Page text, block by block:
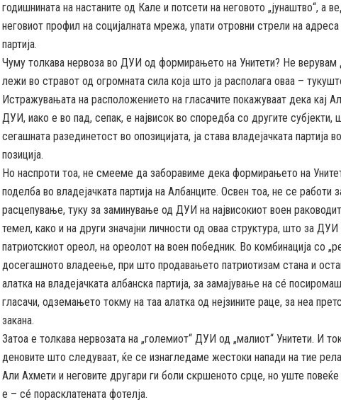
годишнината на настаните од Кале и потсети на неговото „јунаштво“, а
неговиот профил на социјалната мрежа, упати отровни стрели на
партија.
Чуму толкава нервоза во ДУИ од формирањето на Унитети? Не верувам
лежи во стравот од огромната сила која што ја располага оваа –
Истражувањата на расположението на гласачите покажуваат дека кај
ДУИ, иако е во пад, сепак, е највисок во споредба со другите субјекти,
сегашната разединетост во опозицијата, ја става владејачката партија
позиција.
Но наспроти тоа, не смееме да заборавиме дека формирањето на
поделба во владејачката партија на Албанците. Освен тоа, не се работи
расцепување, туку за заминување од ДУИ на највисокиот воен
темел, како и на други значајни личности од оваа структура, што за
патриотскиот ореол, на ореолот на воен победник. Во комбинација со
досегашното владеење, при што продавањето патриотизам стана и
алатка на владејачката албанска партија, за замајување на сé
гласачи, одземањето токму на таа алатка од нејзините раце, за неа
закана.
Затоа е толкава нервозата на „големиот“ ДУИ од „малиот“ Унитети. И
деновите што следуваат, ќе се изнагледаме жестоки напади на тие
Али Ахмети и неговите другари ги боли скршеното срце, но уште
е – сé порасклатената фотелја.